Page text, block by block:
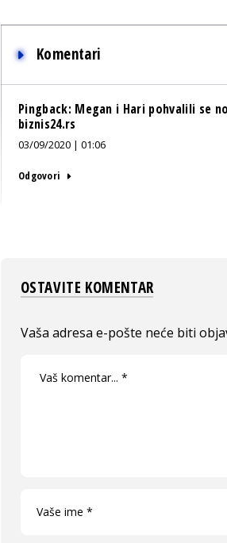
Komentari
Pingback: Megan i Hari pohvalili se
biznis24.rs
03/09/2020 | 01:06
Odgovori
OSTAVITE KOMENTAR
Vaša adresa e-pošte neće biti